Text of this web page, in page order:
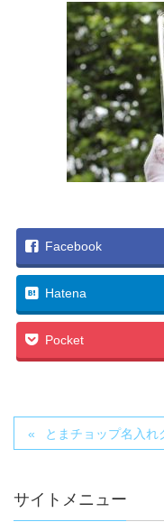
Facebook
Hatena
Pocket
とまチョップ名入
サイトメニュー